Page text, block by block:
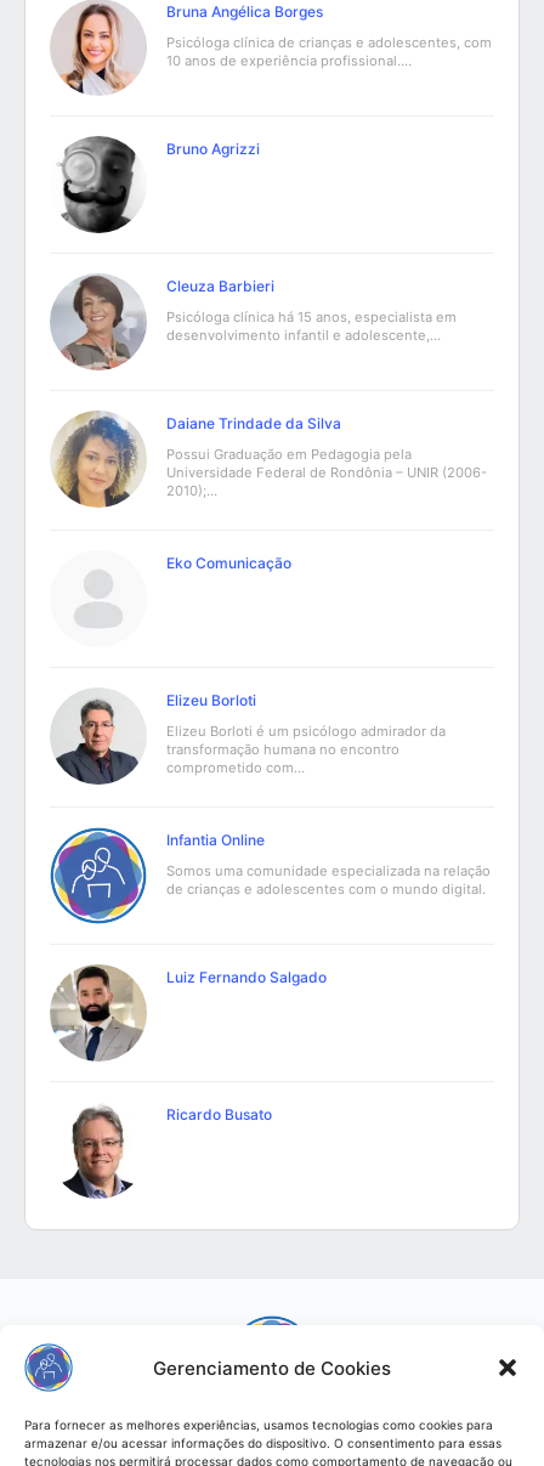
Gerenciamento de Cookies
Para fornecer as melhores experiências, usamos tecnologias como cookies para
armazenar e/ou acessar informações do dispositivo. O consentimento para essas
tecnologias nos permitirá processar dados como comportamento de navegação ou
Bruna Angélica Borges
Psicóloga clínica de crianças e adolescentes, com
10 anos de experiência profissional.…
Bruno Agrizzi
Cleuza Barbieri
Psicóloga clínica há 15 anos, especialista em
desenvolvimento infantil e adolescente,…
Daiane Trindade da Silva
Possui Graduação em Pedagogia pela
Universidade Federal de Rondônia – UNIR (2006-
2010);…
Eko Comunicação
Elizeu Borloti
Elizeu Borloti é um psicólogo admirador da
transformação humana no encontro
comprometido com…
Infantia Online
Somos uma comunidade especializada na relação
de crianças e adolescentes com o mundo digital.
Luiz Fernando Salgado
Ricardo Busato
Infantia - Responsabilidade Digital